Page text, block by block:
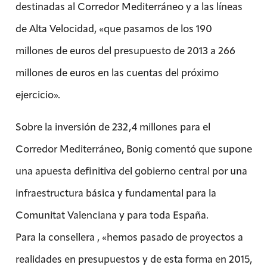
destinadas al Corredor Mediterráneo y a las líneas
de Alta Velocidad, «que pasamos de los 190
millones de euros del presupuesto de 2013 a 266
millones de euros en las cuentas del próximo
ejercicio».
Sobre la inversión de 232,4 millones para el
Corredor Mediterráneo, Bonig comentó que supone
una apuesta definitiva del gobierno central por una
infraestructura básica y fundamental para la
Comunitat Valenciana y para toda España.
Para la consellera , «hemos pasado de proyectos a
realidades en presupuestos y de esta forma en 2015,